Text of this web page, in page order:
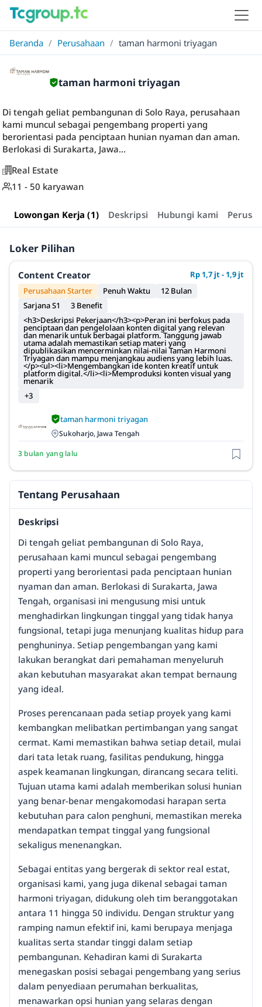
Beranda / Perusahaan / taman harmoni triyagan
taman harmoni triyagan
Di tengah geliat pembangunan di Solo Raya, perusahaan
kami muncul sebagai pengembang properti yang
berorientasi pada penciptaan hunian nyaman dan aman.
Berlokasi di Surakarta, Jawa...
Real Estate
11 - 50 karyawan
Lowongan Kerja (1) Deskripsi Hubungi kami
Loker Pilihan
Content Creator
Rp 1,7 jt - 1,9 jt
Perusahaan Starter
Penuh Waktu
12 Bulan
Sarjana S1
3 Benefit
<h3>Deskripsi Pekerjaan</h3><p>Peran ini berfokus pada
penciptaan dan pengelolaan konten digital yang relevan
dan menarik untuk berbagai platform. Tanggung jawab
utama adalah memastikan setiap materi yang
dipublikasikan mencerminkan nilai-nilai Taman Harmoni
Triyagan dan mampu menjangkau audiens yang lebih luas.
</p><ul><li>Mengembangkan ide konten kreatif untuk
platform digital.</li><li>Memproduksi konten visual yang
menarik
+3
taman harmoni triyagan
Sukoharjo, Jawa Tengah
3 bulan yang lalu
Tentang Perusahaan
Deskripsi
Di tengah geliat pembangunan di Solo Raya,
perusahaan kami muncul sebagai pengembang
properti yang berorientasi pada penciptaan hunian
nyaman dan aman. Berlokasi di Surakarta, Jawa
Tengah, organisasi ini mengusung misi untuk
menghadirkan lingkungan tinggal yang tidak hanya
fungsional, tetapi juga menunjang kualitas hidup para
penghuninya. Setiap pengembangan yang kami
lakukan berangkat dari pemahaman menyeluruh
akan kebutuhan masyarakat akan tempat bernaung
yang ideal.
Proses perencanaan pada setiap proyek yang kami
kembangkan melibatkan pertimbangan yang sangat
cermat. Kami memastikan bahwa setiap detail, mulai
dari tata letak ruang, fasilitas pendukung, hingga
aspek keamanan lingkungan, dirancang secara teliti.
Tujuan utama kami adalah memberikan solusi hunian
yang benar-benar mengakomodasi harapan serta
kebutuhan para calon penghuni, memastikan mereka
mendapatkan tempat tinggal yang fungsional
sekaligus menenangkan.
Sebagai entitas yang bergerak di sektor real estat,
organisasi kami, yang juga dikenal sebagai taman
harmoni triyagan, didukung oleh tim beranggotakan
antara 11 hingga 50 individu. Dengan struktur yang
ramping namun efektif ini, kami berupaya menjaga
kualitas serta standar tinggi dalam setiap
pembangunan. Kehadiran kami di Surakarta
menegaskan posisi sebagai pengembang yang serius
dalam penyediaan perumahan berkualitas,
menawarkan opsi hunian yang selaras dengan